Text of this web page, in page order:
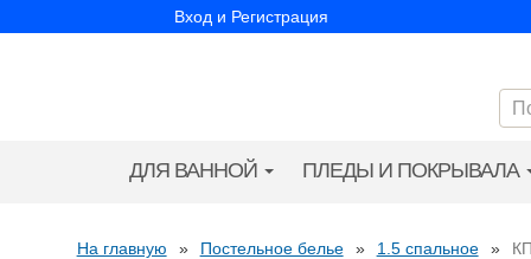
Вход и Регистрация
ДЛЯ ВАННОЙ ПЛЕДЫ И ПОКРЫВАЛА
На главную » Постельное белье » 1.5 спальное »